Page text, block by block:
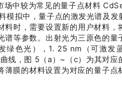
中较为常见的量子点材料
拟中，量子点的激发光谱及发
时，需要设置新的用户材料，
等参数。出射光为三原色的量
色光），1. 25 nm（可激发
线，图 5（a）~（c）为其对应
薄膜的材料设置为对应的量子点